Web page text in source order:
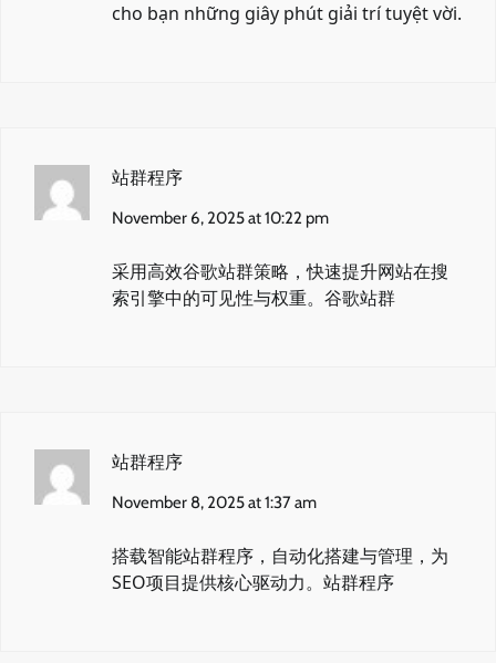
cho bạn những giây phút giải trí tuyệt vời.
站群程序
November 6, 2025 at 10:22 pm
采用高效谷歌站群策略，快速提升网站在搜
索引擎中的可见性与权重。 谷歌站群
站群程序
November 8, 2025 at 1:37 am
搭载智能站群程序，自动化搭建与管理，为
SEO项目提供核心驱动力。 站群程序